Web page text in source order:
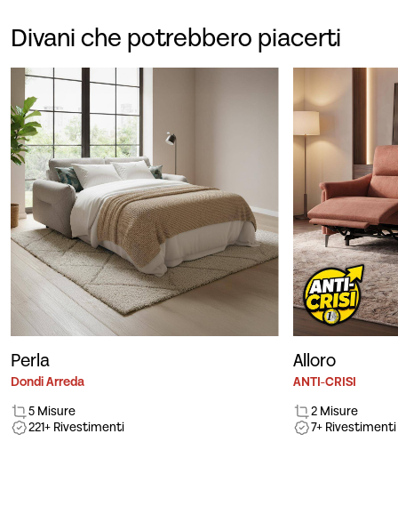
Divani che potrebbero piacerti
Perla
Dondi Arreda
5 Misure
221+ Rivestimenti
Alloro
ANTI-CRISI
2 Misure
7+ Rivestimenti